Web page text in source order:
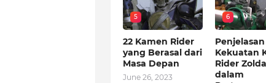
5
22 Kamen Rider
yang Berasal dari
Masa Depan
June 26, 2023
6
Penjelasan
Kekuatan
Rider Zolda
dalam